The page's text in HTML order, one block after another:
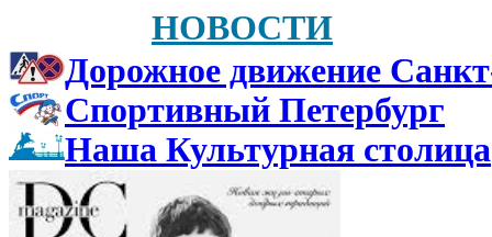
НОВОСТИ
Дорожное движение
Спортивный Петербург
Наша Культурная столица